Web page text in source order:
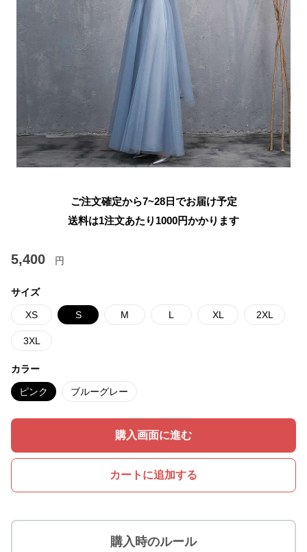
ご注文確定から7~28日でお届け予定
送料は1注文あたり 1000円かかります
5,400 円
サイズ
XS S M L XL 2XL
3XL
カラー
ピンク ブルーグレー
購入画面に進む
カートに追加する
購入時のルール